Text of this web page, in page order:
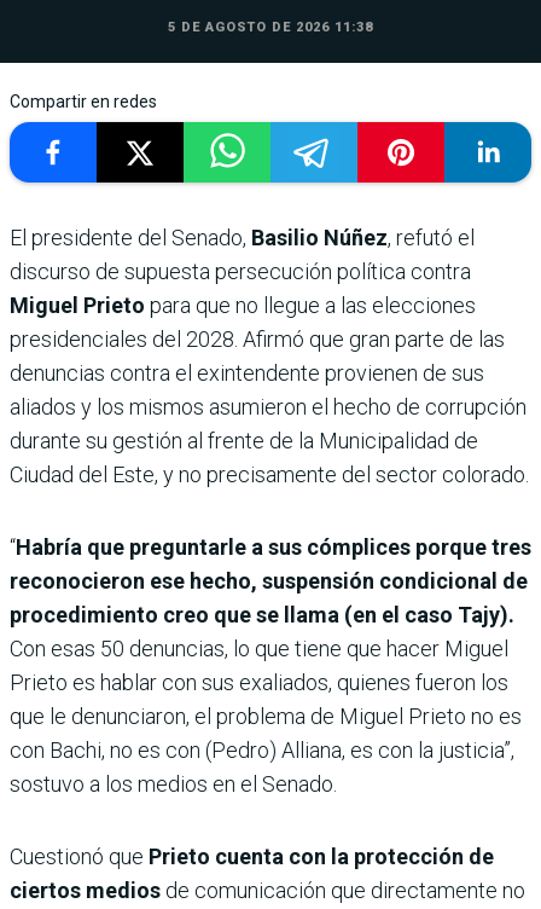
5 DE AGOSTO DE 2026 11:38
Compartir en redes
El presidente del Senado, Basilio Núñez, refutó el
discurso de supuesta persecución política contra
Miguel Prieto para que no llegue a las elecciones
presidenciales del 2028. Afirmó que gran parte de las
denuncias contra el exintendente provienen de sus
aliados y los mismos asumieron el hecho de corrupción
durante su gestión al frente de la Municipalidad de
Ciudad del Este, y no precisamente del sector colorado.
“Habría que preguntarle a sus cómplices porque tres
reconocieron ese hecho, suspensión condicional de
procedimiento creo que se llama (en el caso Tajy).
Con esas 50 denuncias, lo que tiene que hacer Miguel
Prieto es hablar con sus exaliados, quienes fueron los
que le denunciaron, el problema de Miguel Prieto no es
con Bachi, no es con (Pedro) Alliana, es con la justicia”,
sostuvo a los medios en el Senado.
Cuestionó que Prieto cuenta con la protección de
ciertos medios de comunicación que directamente no